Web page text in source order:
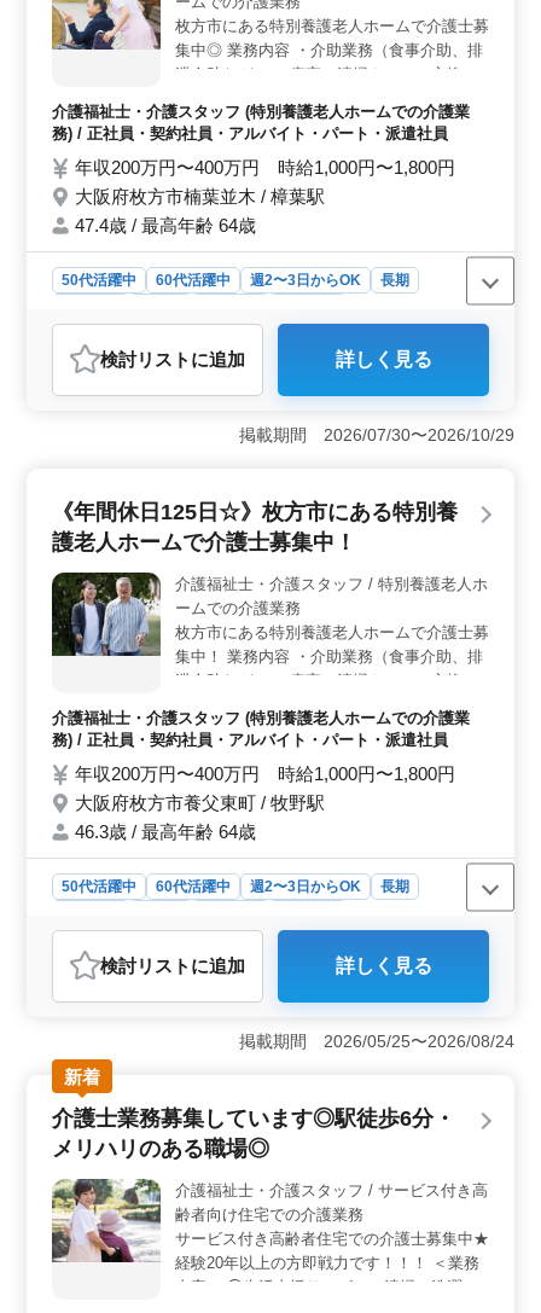
っています。安定した働き方ができる環境で介護のプロ
フェッショナルとしてのキャリアを築きませんか。まず
はお気軽にお問い合わせください。
枚方市にある特別養護老人ホームで介護士募
集中◎ 業務内容 ・介助業務（食事介助、排
泄介助など） ・病室の清掃やシーツ交換 ・
の健康管理 ・身体機能の維持・回復サポー
ト ・介護記録作成 ・申し送り ＊シフト制
(週3日以上相談可能) ＊資格手当あり ＊制服
支給 ＊交通費実費支給 ＊夜勤業務なし 60代
活躍中☆ 働きやすい環境です！ まずはお気
介護福祉士・介護スタッフ (特別養護老人ホームでの介護業
務) / 正社員・契約社員・アルバイト・パート・派遣社員
年収200万円〜400万円 時給1,000円〜1,800円
大阪府枚方市楠葉並木 / 樟葉駅
47.4歳 / 最高年齢 64歳
50代活躍中 60代活躍中 週2〜3日からOK
長期
介護福祉士・介護スタッフ
おすすめポイント
＜夜勤なしの介護士募集＞ 枚方市に位置する特別養護
老人ホームで夜勤なしの介護士を募集しています。業務
内容は多岐にわたり、シフト制で週3日以上相談可能で
から病室の清掃まで入居者の健康管理や生活援助に関わ
る業務を担当します。また介護記録作成や申し送りなど
もあります。 ＜働きやすさ＞ 夜勤なしで60代の
方々も活躍中です。週休2日のシフト制で年間休日も120
日と充実しています。女性や50代・60代の方にとって働
きやすい環境が整っています。地域の高齢者の方々に貢
献しながら充実感のあるお仕事ができます。
検討リスト に追加 詳しく見る
掲載期間 2026/07/30〜2026/10/29
《年間休日125日☆》枚方市にある特別養
護老人ホームで介護士募集中！
介護福祉士・介護スタッフ / 特別養護老人ホ
ームでの介護業務
枚方市にある特別養護老人ホームで介護士募
集中！ 業務内容 ・介助業務（食事介助、排
泄介助など） ・病室の清掃やシーツ交換 ・
の健康管理 ・身体機能の維持・回復サポー
ト ・介護記録作成 ・申し送り 備考 ＊シフ
ト制(週3日以上相談可能) ＊資格手当あり ＊
制服支給 ＊交通費実費支給 ＊夜勤業務なし
60代活躍中◎ ご応募お待ちしております♪
介護福祉士・介護スタッフ (特別養護老人ホームでの介護業
務) / 正社員・契約社員・アルバイト・パート・派遣社員
年収200万円〜400万円 時給1,000円〜1,800円
大阪府枚方市養父東町 / 牧野駅
46.3歳 / 最高年齢 64歳
50代活躍中 60代活躍中 週2〜3日からOK
長期
介護福祉士・介護スタッフ
おすすめポイント
＜キャリアチャレンジ＞ 大阪府枚方市にある特別養護
老人ホームでは経験豊富な介護士を募集しています。年
間休日125日で働きやすい環境が整っています。資格手当
も支給されるのでスキルを活かして新たなキャリアに挑
戦するチャンスです。 ＜業務内容＞ 食事や排泄の
介助、病室の清掃、シーツ交換、看護師の補助、生活援
助、移動介助、入居者の健康管理、身体機能の維持・回
業務を担当します。夜勤業務がなく、シフト制で週3日か
ら相談可能です。 ＜給与・福利厚生＞ 年収は200万
円から400万円、時給は1,000円から1,800円です。交通費
の実費支給や制服支給など福利厚生も充実しています。
週休2日制で年間休日は125日と多く、プライベートと仕
検討リスト に追加 詳しく見る
掲載期間 2026/05/25〜2026/08/24
新着
介護士業務募集しています◎駅徒歩6分・
メリハリのある職場◎
介護福祉士・介護スタッフ / サービス付き高
齢者向け住宅での介護業務
サービス付き高齢者住宅での介護士募集中★
経験20年以上の方即戦力です！！！ ＜業務
内容＞ ◯生活支援サービス（清掃、洗濯